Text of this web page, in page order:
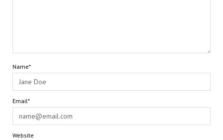
Name*
Email*
Website